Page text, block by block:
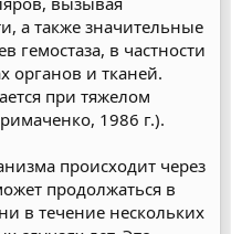
а также значительные
гемостаза, в частности
органов и тканей.
при тяжелом
1986 г.).
происходит через
продолжаться в
в течение нескольких